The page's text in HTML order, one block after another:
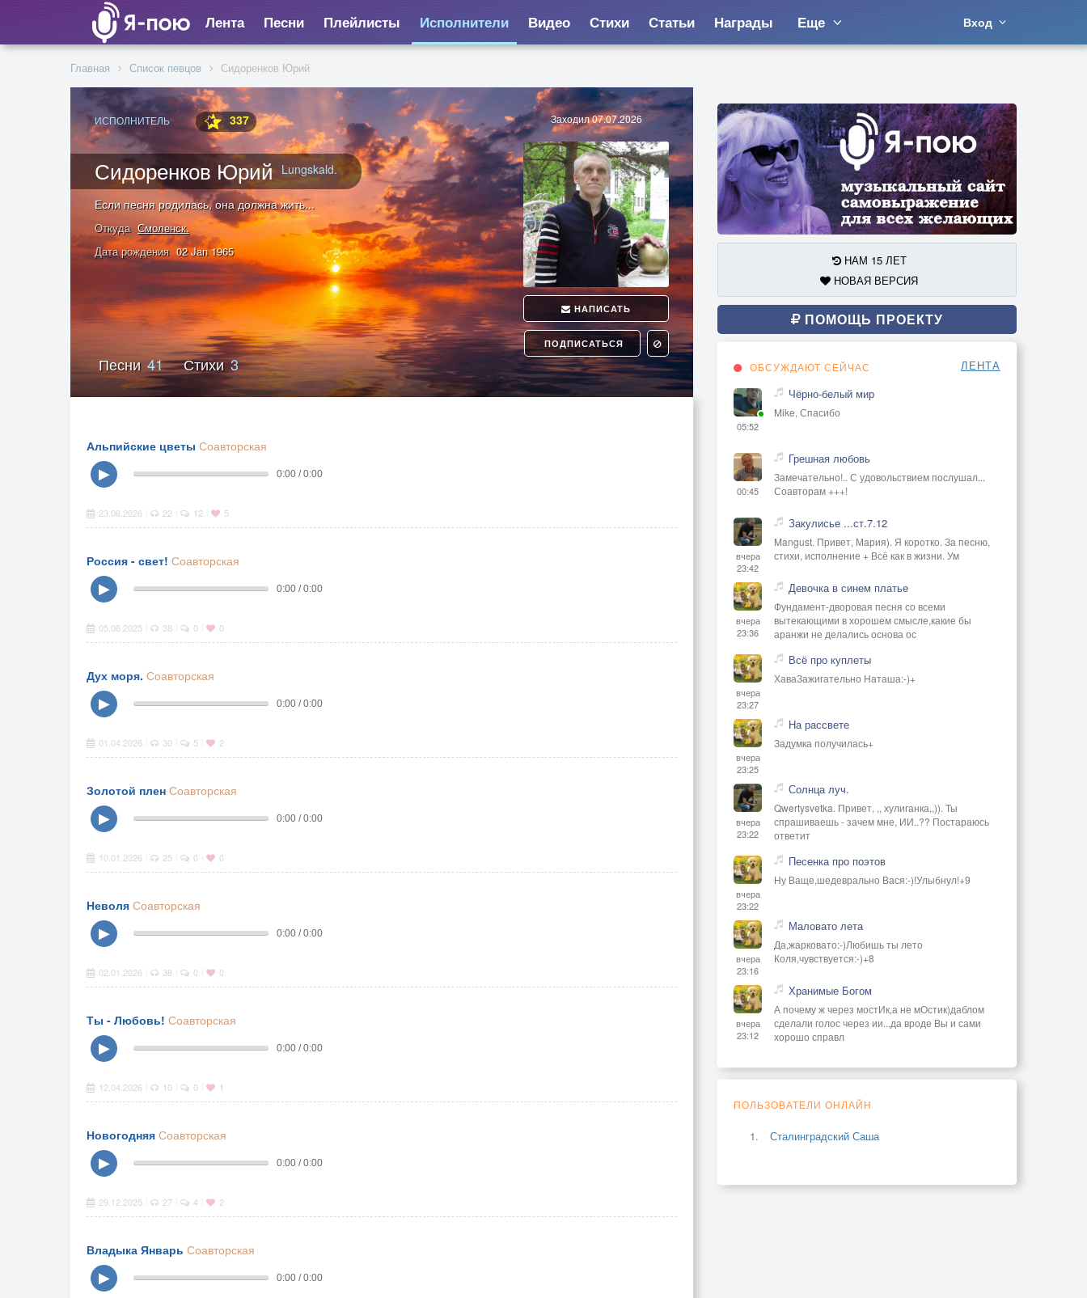
Лента Песни Плейлисты Исполнители Видео Стихи Статьи Награды Еще Вход
Главная Список певцов Сидоренков Юрий
ИСПОЛНИТЕЛЬ 337
Сидоренков Юрий Lungskald.
Заходил 07.07.2026
НАПИСАТЬ
ПОДПИСАТЬСЯ
Если песня родилась, она должна жить...
Откуда Смоленск.
Дата рождения 02 Jan 1965
Песни41 Стихи3
Альпийские цветы Соавторская
▶
0:00 / 0:00
23.06.2026 22 12 5
Россия - свет! Соавторская
▶
0:00 / 0:00
05.06.2025 38 0 0
Дух моря. Соавторская
▶
0:00 / 0:00
01.04.2026 30 5 2
Золотой плен Соавторская
▶
0:00 / 0:00
10.01.2026 25 0 0
Неволя Соавторская
▶
0:00 / 0:00
02.01.2026 38 0 0
Ты - Любовь! Соавторская
▶
0:00 / 0:00
12.04.2026 10 0 1
Новогодняя Соавторская
▶
0:00 / 0:00
29.12.2025 27 4 2
Владыка Январь Соавторская
▶
0:00 / 0:00
НАМ 15 ЛЕТ
НОВАЯ ВЕРСИЯ
ПОМОЩЬ ПРОЕКТУ
ОБСУЖДАЮТ СЕЙЧАС ЛЕНТА
05:52
Чёрно-белый мир
Mike, Спасибо
00:45
Грешная любовь
Замечательно!.. С удовольствием послушал...
Соавторам +++!
вчера
23:42
Закулисье ...ст.7.12
Mangust. Привет, Мария). Я коротко. За песню,
стихи, исполнение + Всё как в жизни. Ум
вчера
23:36
Девочка в синем платье
Фундамент-дворовая песня со всеми
вытекающими в хорошем смысле,какие бы
аранжи не делались основа ос
вчера
23:27
Всё про куплеты
ХаваЗажигательно Наташа:-)+
вчера
23:25
На рассвете
Задумка получилась+
вчера
23:22
Солнца луч.
Qwertysvetka. Привет, ,, хулиганка,,)). Ты
спрашиваешь - зачем мне, ИИ..?? Постараюсь
ответит
вчера
23:22
Песенка про поэтов
Ну Ваще,шедеврально Вася:-)!Улыбнул!+9
вчера
23:16
Маловато лета
Да,жарковато:-)Любишь ты лето
Коля,чувствуется:-)+8
вчера
23:12
Хранимые Богом
А почему ж через мостИк,а не мОстик)даблом
сделали голос через ии...да вроде Вы и сами
хорошо справл
ПОЛЬЗОВАТЕЛИ ОНЛАЙН
Сталинградский Саша